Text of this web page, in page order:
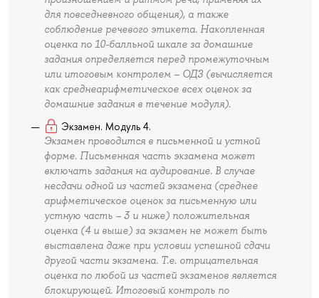
для повседневного общения), а также
соблюдение речевого этикета. Накопленная
оценка по 10-балльной шкале за домашние
задания определяется перед промежуточным
или итоговым контролем – ОДЗ (вычисляется
как среднеарифметическое всех оценок за
домашние задания в течение модуля).
Экзамен. Модуль 4.
Экзамен проводится в письменной и устной
форме. Письменная часть экзамена может
включать задания на аудирование. В случае
несдачи одной из частей экзамена (среднее
арифметическое оценок за письменную или
устную часть – 3 и ниже) положительная
оценка (4 и выше) за экзамен не может быть
выставлена даже при условии успешной сдачи
другой части экзамена. Т.е. отрицательная
оценка по любой из частей экзаменов является
блокирующей. Итоговый контроль по